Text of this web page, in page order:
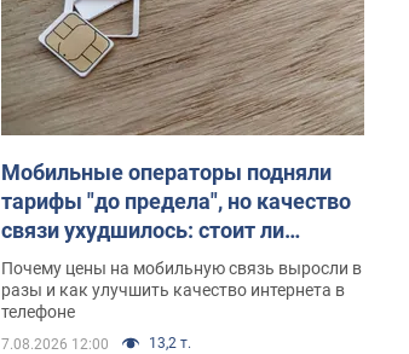
Мобильные операторы подняли
тарифы "до предела", но качество
связи ухудшилось: стоит ли
жаловаться на цены
Почему цены на мобильную связь выросли в
разы и как улучшить качество интернета в
телефоне
7.08.2026 12:00 13,2 т.